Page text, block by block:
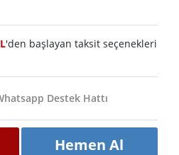
'den başlayan taksit seçenekleri
Destek Hattı
Hemen Al